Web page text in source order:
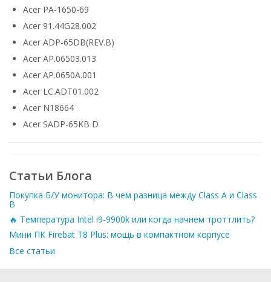
Acer PA-1650-69
Acer 91.44G28.002
Acer ADP-65DB(REV.B)
Acer AP.06503.013
Acer AP.0650A.001
Acer LC.ADT01.002
Acer N18664
Acer SADP-65KB D
Статьи Блога
Покупка Б/У монитора: В чем разница между Class A и Class
B
🔥 Температура Intel i9-9900k или когда начнем троттлить?
Мини ПК Firebat T8 Plus: мощь в компактном корпусе
Все статьи